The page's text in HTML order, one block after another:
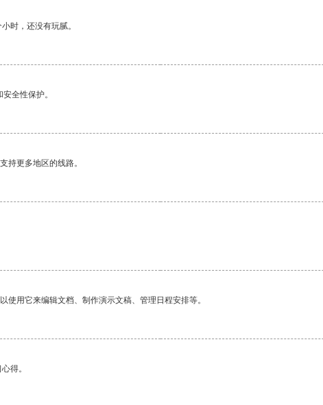
时，还没有玩腻。
全性保护。
持更多地区的线路。
用它来编辑文档、制作演示文稿、管理日程安排等。
得。